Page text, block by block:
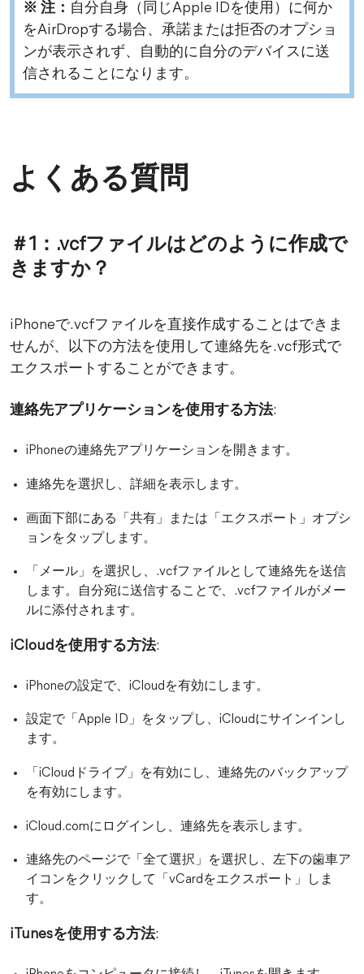
※ 注： 自分自身（同じApple IDを使用）に何か
をAirDropする場合、承諾または拒否のオプショ
ンが表示されず、自動的に自分のデバイスに送
信されることになります。
よくある質問
＃1：.vcfファイルはどのように作成で
きますか ？
iPhoneで.vcfファイルを直接作成することはできま
せんが、以下の方法を使用して連絡先を.vcf形式で
エクスポートすることができます。
連絡先アプリケーションを使用する方法:
iPhoneの連絡先アプリケーションを開きます。
連絡先を選択し、詳細を表示します。
画面下部にある「共有」または「エクスポート」オプシ
ョンをタップします。
「メール」を選択し、.vcfファイルとして連絡先を送信
します。自分宛に送信することで、.vcfファイルがメー
ルに添付されます。
iCloudを使用する方法:
iPhoneの設定で、iCloudを有効にします。
設定で「Apple ID」をタップし、iCloudにサインインし
ます。
「iCloudドライブ」を有効にし、連絡先のバックアップ
を有効にします。
iCloud.comにログインし、連絡先を表示します。
連絡先のページで「全て選択」を選択し、左下の歯車ア
イコンをクリックして「vCardをエクスポート」しま
す。
iTunesを使用する方法: